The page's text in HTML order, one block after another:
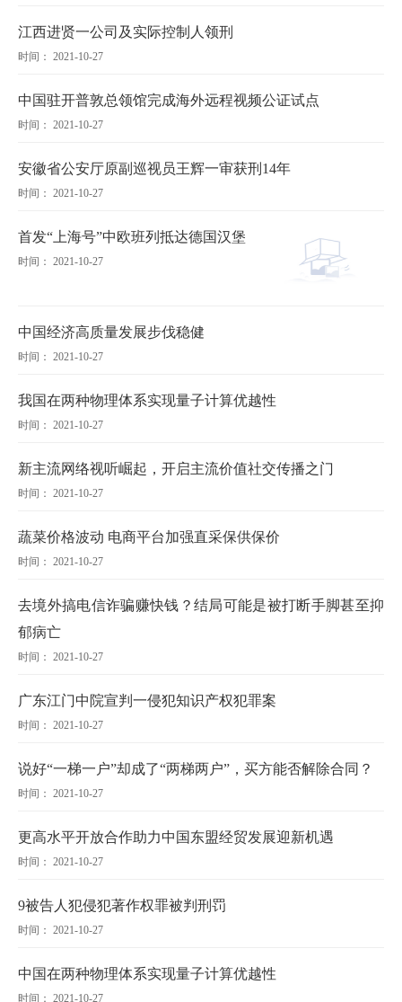
江西进贤一公司及实际控制人领刑
时间： 2021-10-27
中国驻开普敦总领馆完成海外远程视频公证试点
时间： 2021-10-27
安徽省公安厅原副巡视员王辉一审获刑14年
时间： 2021-10-27
首发“上海号”中欧班列抵达德国汉堡
时间： 2021-10-27
中国经济高质量发展步伐稳健
时间： 2021-10-27
我国在两种物理体系实现量子计算优越性
时间： 2021-10-27
新主流网络视听崛起，开启主流价值社交传播之门
时间： 2021-10-27
蔬菜价格波动 电商平台加强直采保供保价
时间： 2021-10-27
去境外搞电信诈骗赚快钱？结局可能是被打断手脚甚至抑
郁病亡
时间： 2021-10-27
广东江门中院宣判一侵犯知识产权犯罪案
时间： 2021-10-27
说好“一梯一户”却成了“两梯两户”，买方能否解除合同？
时间： 2021-10-27
更高水平开放合作助力中国东盟经贸发展迎新机遇
时间： 2021-10-27
9被告人犯侵犯著作权罪被判刑罚
时间： 2021-10-27
中国在两种物理体系实现量子计算优越性
时间： 2021-10-27